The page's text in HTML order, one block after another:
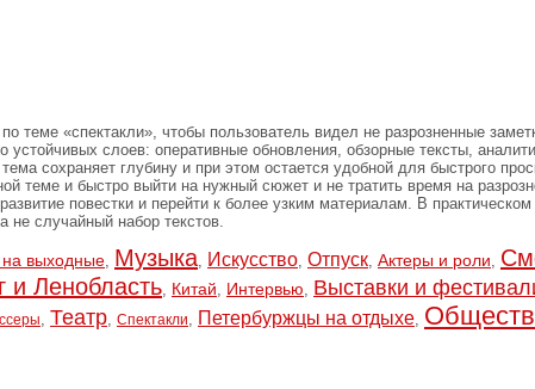
теме «спектакли», чтобы пользователь видел не разрозненные
устойчивых слоев: оперативные обновления, обзорные тексты,
сохраняет глубину и при этом остается удобной для быстрого
теме и быстро выйти на нужный сюжет и не тратить время на
повестки и перейти к более узким материалам. В
не случайный набор текстов.
выходные, Музыка, Искусство, Отпуск, Актеры и роли,
и Ленобласть, Китай, Интервью, Выставки и
, Театр, Спектакли, Петербуржцы на отдыхе,